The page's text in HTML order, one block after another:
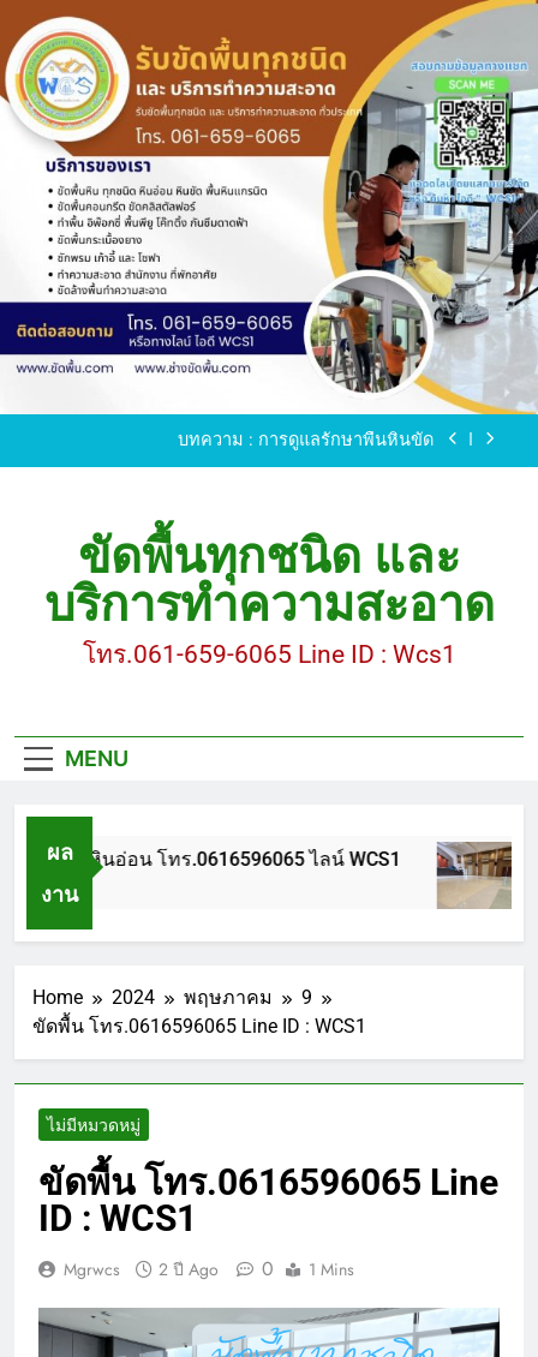
to
content
ขัดพื้นหินขัด อบต.แหลมบัวนครปฐม
ขัดพื้นหินอ่อน โทร.0616596065 ไลน์ WCS1
บทความ : การดูแลรักษาพื้นหินขัด
ขัดพื้นหินขัด อบต.แหลมบัวนครปฐม
ขัดพื้นหินอ่อน โทร.0616596065 ไลน์ WCS1
บทความ : การดูแลรักษาพื้นหินขัด
ขัดพื้นทุกชนิด และ
บริการทำความสะอาด
โทร.061-659-6065 Line ID : Wcs1
MENU
ผล
งาน
ขัดพื้นหินอ่อน โทร.0616596065 ไลน์ WCS1
1 ปี Ago
Home 2024 พฤษภาคม
9
ขัดพื้น โทร.0616596065 Line ID : WCS1
ไม่มีหมวดหมู่
ขัดพื้น โทร.0616596065 Line
ID : WCS1
Mgrwcs 2 ปี Ago 0 1 Mins